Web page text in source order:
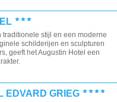
traditionele stijl en een moderne
schilderijen en sculpturen
geeft het Augustin Hotel een
EDVARD GRIEG